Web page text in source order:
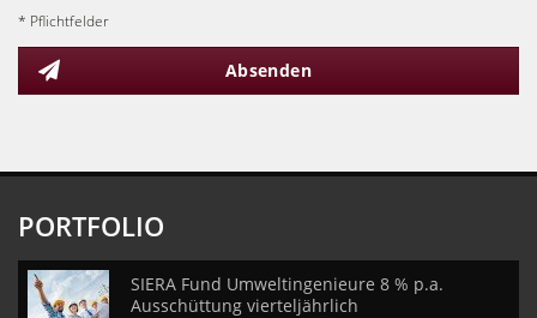
* Pflichtfelder
Absenden
PORTFOLIO
SIERA Fund Umweltingenieure 8 % p.a.
Ausschüttung vierteljährlich